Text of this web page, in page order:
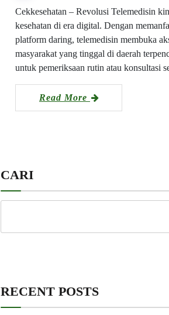
Cekkesehatan – Revolusi Telemedisin
kesehatan di era digital. Dengan
platform daring, telemedisin membuka
masyarakat yang tinggal di daerah
untuk pemeriksaan rutin atau konsultasi
Read More
CARI
RECENT POSTS